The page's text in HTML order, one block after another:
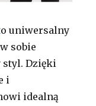
uniwersalny
sobie
styl. Dzięki
i
idealną